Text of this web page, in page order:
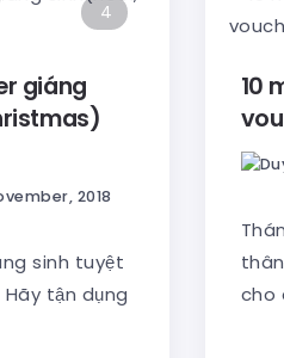
4
giáng
2018
sinh tuyệt
tận dụng
10
cho